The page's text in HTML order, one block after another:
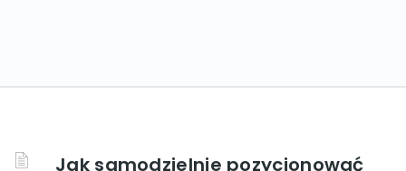
Jak samodzielnie pozycjonować